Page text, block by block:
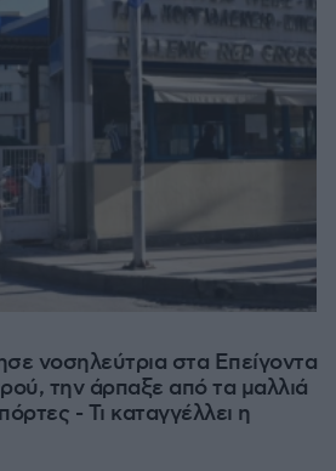
νοσηλεύτρια στα Επείγοντα
την άρπαξε από τα μαλλιά
- Τι καταγγέλλει η